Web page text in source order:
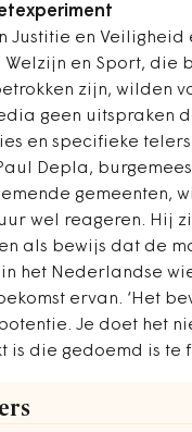
Justitie en Veiligheid
Welzijn en Sport, die
zijn, wilden
geen uitspraken
en specifieke
Depla,
gemeenten,
wel reageren. Hij
als bewijs dat de
het Nederlandse
ervan. ‘Het
Je doet het
is die gedoemd is te